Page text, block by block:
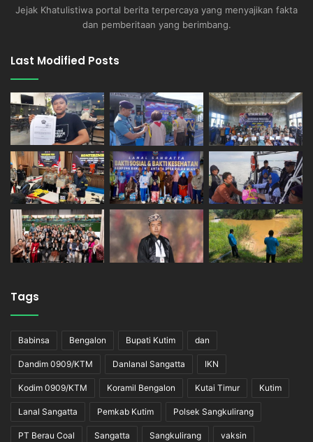
Jejak Khatulistiwa portal berita terpercaya yang menyajikan fakta
dan pemberitaan yang berimbang.
Last Modified Posts
Tags
Babinsa Bengalon Bupati Kutim dan
Dandim 0909/KTM Danlanal Sangatta IKN
Kodim 0909/KTM Koramil Bengalon Kutai Timur Kutim
Lanal Sangatta Pemkab Kutim Polsek Sangkulirang
PT Berau Coal Sangatta Sangkulirang vaksin